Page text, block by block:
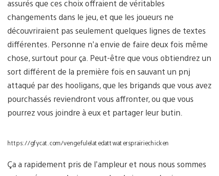
assurés que ces choix offraient de véritables
changements dans le jeu, et que les joueurs ne
découvriraient pas seulement quelques lignes de textes
différentes. Personne n’a envie de faire deux fois même
chose, surtout pour ça. Peut-être que vous obtiendrez un
sort différent de la première fois en sauvant un pnj
attaqué par des hooligans, que les brigands que vous avez
pourchassés reviendront vous affronter, ou que vous
pourrez vous joindre à eux et partager leur butin.
https://gfycat.com/vengefulelatedattwatersprairiechicken
Ça a rapidement pris de l’ampleur et nous nous sommes